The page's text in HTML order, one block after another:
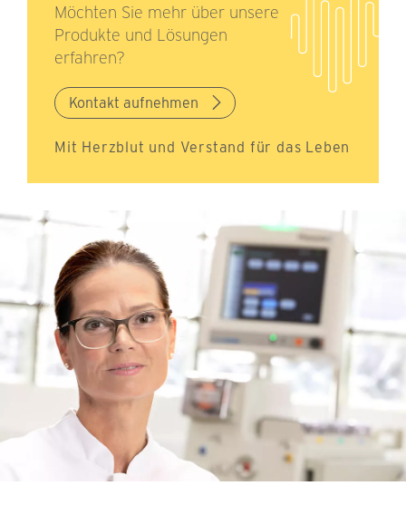
Möchten Sie mehr über unsere
Produkte und Lösungen
erfahren?
Kontakt aufnehmen
Mit Herzblut und Verstand für das Leben